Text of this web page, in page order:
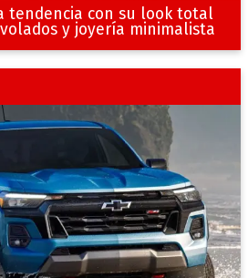
tendencia con su look total
y joyería minimalista